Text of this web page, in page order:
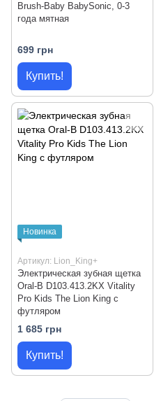
Brush-Baby BabySonic, 0-3
года мятная
699 грн
Купить!
Новинка
Артикул: Lion_King+
Электрическая зубная щетка
Oral-B D103.413.2KX Vitality
Pro Kids The Lion King с
футляром
1 685 грн
Купить!